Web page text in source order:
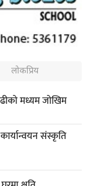
लोकप्रिय
मध्यम जोखिम
संस्कृति